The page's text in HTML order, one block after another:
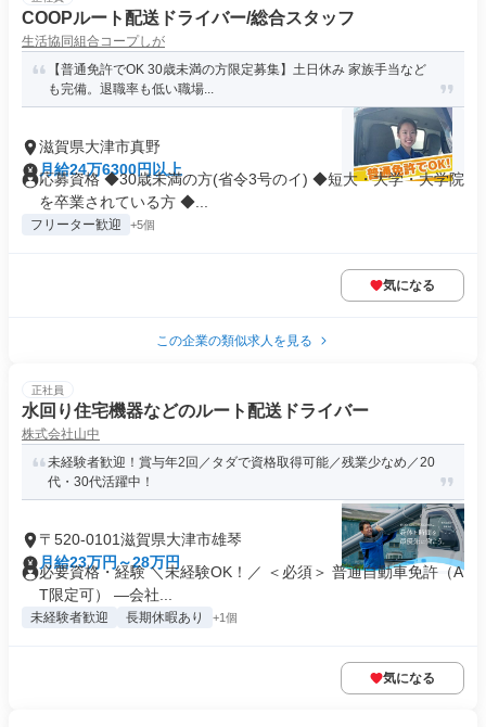
COOPルート配送ドライバー/総合スタッフ
生活協同組合コープしが
【普通免許でOK 30歳未満の方限定募集】土日休み 家族手当など
も完備。退職率も低い職場...
滋賀県大津市真野
月給24万6300円以上
応募資格 ◆30歳未満の方(省令3号のイ) ◆短大・大学・大学院
を卒業されている方 ◆...
フリーター歓迎 +5個
気になる
この企業の類似求人を見る
正社員
水回り住宅機器などのルート配送ドライバー
株式会社山中
未経験者歓迎！賞与年2回／タダで資格取得可能／残業少なめ／20
代・30代活躍中！
〒520-0101滋賀県大津市雄琴
月給23万円～28万円
必要資格・経験 ＼未経験OK！／ ＜必須＞ 普通自動車免許（A
T限定可） ―会社...
未経験者歓迎 長期休暇あり +1個
気になる